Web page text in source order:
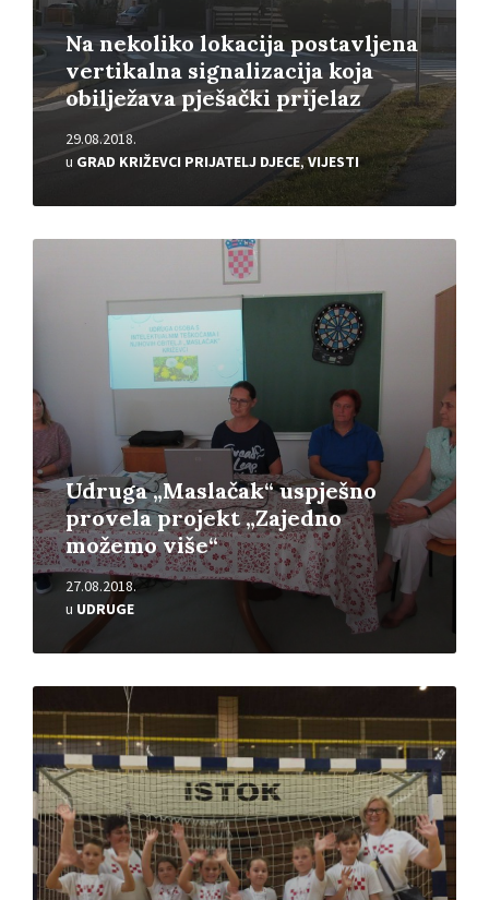
Na nekoliko lokacija postavljena
vertikalna signalizacija koja
obilježava pješački prijelaz
29.08.2018.
u GRAD KRIŽEVCI PRIJATELJ DJECE,VIJESTI
Udruga „Maslačak“ uspješno
provela projekt „Zajedno
možemo više“
27.08.2018.
u UDRUGE
Pročitajte
Pročitajte
više